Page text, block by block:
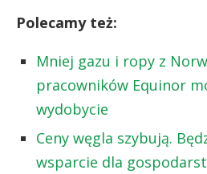
Polecamy też:
Mniej gazu i ropy z
pracowników Equinor
wydobycie
Ceny węgla szybują.
wsparcie dla